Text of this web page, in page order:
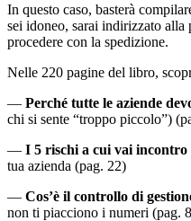
In questo caso, basterà
sei idoneo, sarai indirizzato
procedere con la spedizione.
Nelle 220 pagine del libro,
— Perché tutte le aziende
chi si sente “troppo piccolo”)
— I 5 rischi a cui vai incontro
tua azienda (pag. 22)
— Cos’è il controllo di
non ti piacciono i numeri (pag.